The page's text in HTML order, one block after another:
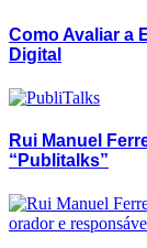
Como Avaliar a
Digital
Rui Manuel
“Publitalks”